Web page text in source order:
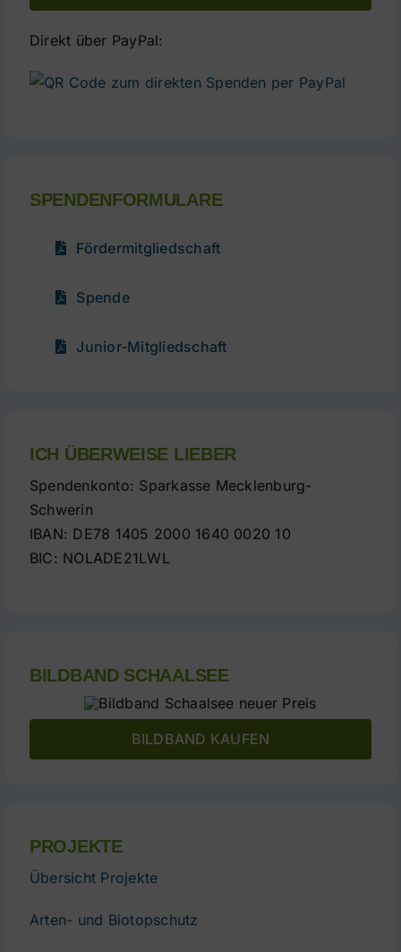
Direkt über PayPal:
SPENDENFORMULARE
Fördermitgliedschaft
Spende
Junior-Mitgliedschaft
ICH ÜBERWEISE LIEBER
Spendenkonto: Sparkasse Mecklenburg-
Schwerin
IBAN: DE78 1405 2000 1640 0020 10
BIC: NOLADE21LWL
BILDBAND SCHAALSEE
BILDBAND KAUFEN
PROJEKTE
Übersicht Projekte
Arten- und Biotopschutz